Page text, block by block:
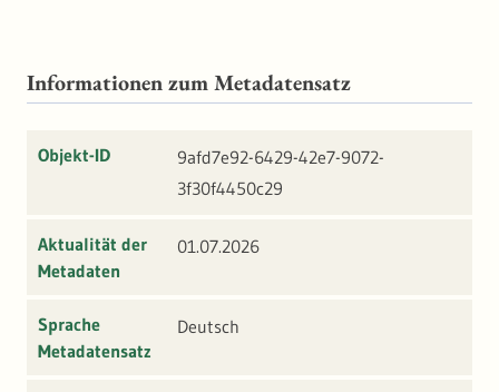
Informationen zum Metadatensatz
Objekt-ID
9afd7e92-6429-42e7-9072-
3f30f4450c29
Aktualität der
Metadaten
01.07.2026
Sprache
Metadatensatz
Deutsch